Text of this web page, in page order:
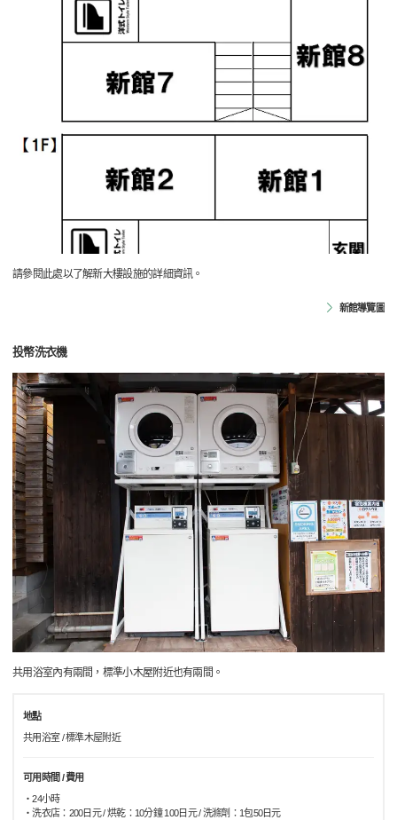
請參閱此處以了解新大樓設施的詳細資訊。
新館導覽圖
投幣洗衣機
共用浴室內有兩間，標準小木屋附近也有兩間。
地點
共用浴室 / 標準木屋附近
可用時間 / 費用
・24小時
・洗衣店：200日元 / 烘乾：10分鐘 100日元 / 洗滌劑：1包50日元